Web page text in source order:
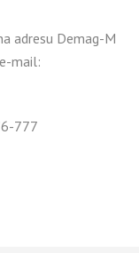
adresu Demag-M
mail:
777